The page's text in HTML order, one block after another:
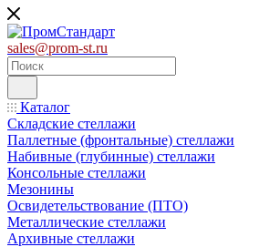
sales@prom-st.ru
Каталог
Складские стеллажи
Паллетные (фронтальные) стеллажи
Набивные (глубинные) стеллажи
Консольные стеллажи
Мезонины
Освидетельствование (ПТО)
Металлические стеллажи
Архивные стеллажи